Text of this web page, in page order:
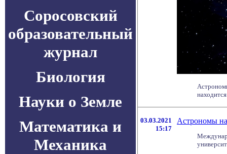
Соросовский
образовательный
журнал
Биология
Науки о Земле
Математика и
Механика
03.03.2021
15:17
Астрономы